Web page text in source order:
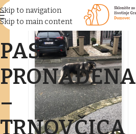
Skip to navigation
Skip to main content
PAS
PRONAĐENA
–
TRNOVČICA